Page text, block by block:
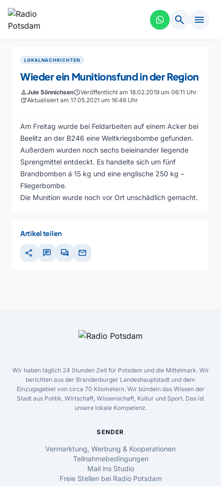
search menu
LOKALNACHRICHTEN
Wieder ein Munitionsfund in der Region
personJule SönnichsenscheduleVeröffentlicht am 18.02.2019 um 06:11 Uhr
updateAktualisiert am 17.05.2021 um 16:46 Uhr
Am Freitag wurde bei Feldarbeiten auf einem Acker bei
Beelitz an der B246 eine Weltkriegsbombe gefunden.
Außerdem wurden noch sechs beieinander liegende
Sprengmittel entdeckt. Es handelte sich um fünf
Brandbomben á 15 kg und eine englische 250 kg –
Fliegerbombe.
Die Munition wurde noch vor Ort unschädlich gemacht.
Artikel teilen
share chat forum mail
Wir haben täglich 24 Stunden Zeit für Potsdam und die Mittelmark. Wir
berichten aus der Brandenburger Landeshauptstadt und dem
Einzugsgebiet von circa 70 Kilometern. Wir bündeln das Wissen der
Stadt aus Politik, Wirtschaft, Wissenschaft, Kultur und Sport. Das ist
unsere lokale Kompetenz.
SENDER
Vermarktung, Werbung & Kooperationen
Teilnahmebedingungen
Mail ins Studio
Freie Stellen bei Radio Potsdam